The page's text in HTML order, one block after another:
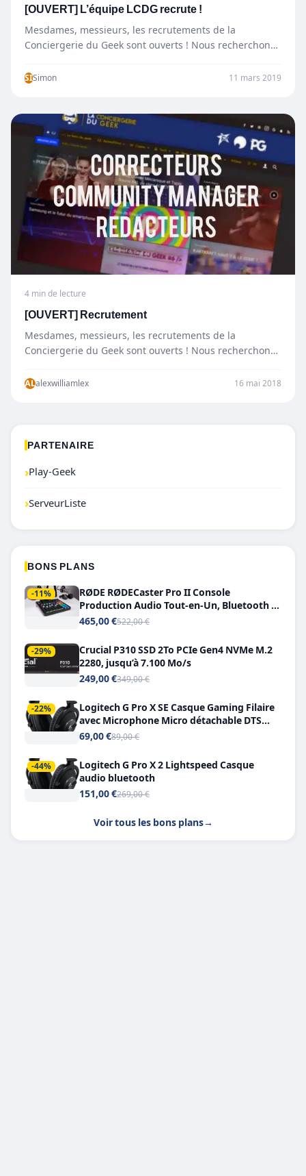
[OUVERT] L’équipe LCDG recrute !
Mesdames, messieurs, les recrutements de la
Conciergerie du Geek sont ouverts ! Nous recherchons
SISimon 11 mars 2019
4 min de lecture
[OUVERT] Recrutement
Mesdames, messieurs, les recrutements de la
Conciergerie du Geek sont ouverts ! Nous recherchons
ALalexwilliamlex 16 mai 2018
PARTENAIRE
›Play-Geek
›ServeurListe
BONS PLANS
-11%
RØDE RØDECaster Pro II Console
Production Audio Tout-en-Un, Bluetooth et
Double USB-C
465,00 €522,00 €
-29%
Crucial P310 SSD 2To PCIe Gen4 NVMe M.2
2280, jusqu’à 7.100 Mo/s
249,00 €349,00 €
-22%
Logitech G Pro X SE Casque Gaming Filaire
avec Microphone Micro détachable DTS
Headphone X 7.1
69,00 €89,00 €
-44%
Logitech G Pro X 2 Lightspeed Casque
audio bluetooth
151,00 €269,00 €
Voir tous les bons plans→